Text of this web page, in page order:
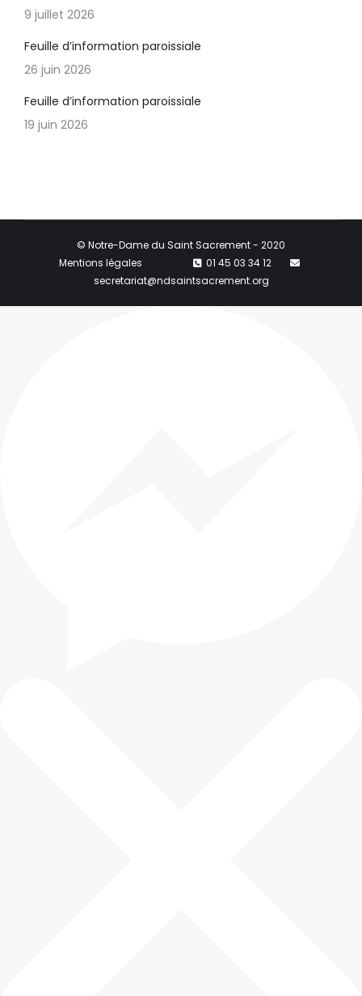
9 juillet 2026
Feuille d’information paroissiale
26 juin 2026
Feuille d’information paroissiale
19 juin 2026
© Notre-Dame du Saint Sacrement - 2020
Mentions légales
01 45 03 34 12
secretariat@ndsaintsacrement.org